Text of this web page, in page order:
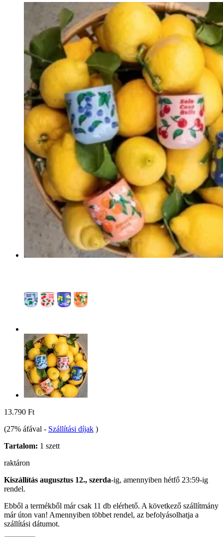
13.790 Ft
(27% áfával - Szállítási díjak )
Tartalom: 1 szett
raktáron
Kiszállítás augusztus 12., szerda-ig, amennyiben hétfő 23:59-ig
rendel.
Ebből a termékből már csak 11 db elérhető. A következő szállítmány
már úton van! Amennyiben többet rendel, az befolyásolhatja a
szállítási dátumot.